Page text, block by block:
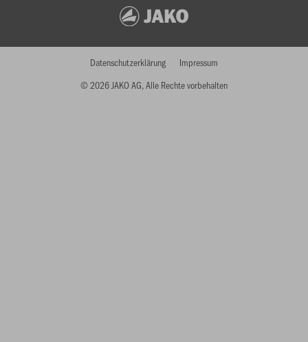
© 2026 JAKO AG, Alle Rechte vorbehalten
Datenschutzerklärung Impressum